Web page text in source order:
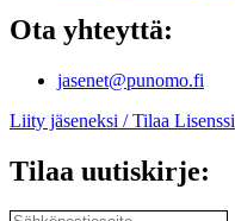
Ota yhteyttä:
jasenet@punomo.fi
Liity jäseneksi / Tilaa Lisenssi
Tilaa uutiskirje: